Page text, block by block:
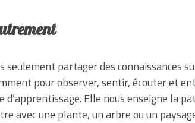
partager des connaissances
pour observer, sentir, écouter et
Elle nous enseigne la
avec une plante, un arbre ou un